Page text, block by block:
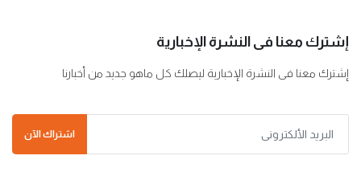
إشترك معنا فى النشرة الإخبارية
إشترك معنا فى النشرة الإخبارية ليصلك كل ماهو جديد من أخبارنا
اشتراك الآن